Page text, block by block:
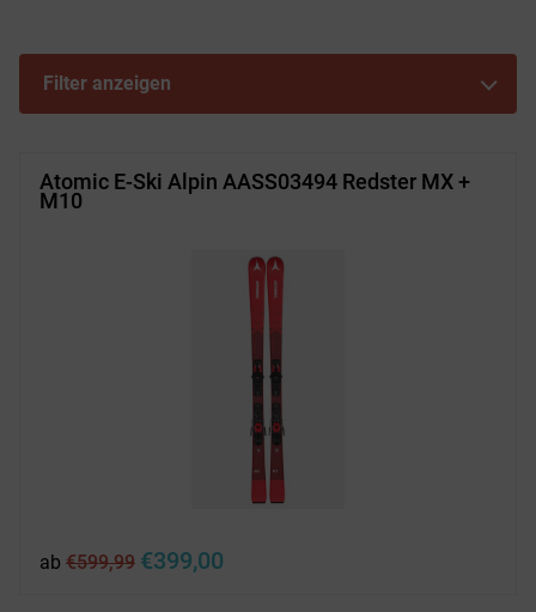
Filter anzeigen
Atomic E-Ski Alpin AASS03494 Redster MX +
M10
ab €599,99 Ursprünglicher
€399,00